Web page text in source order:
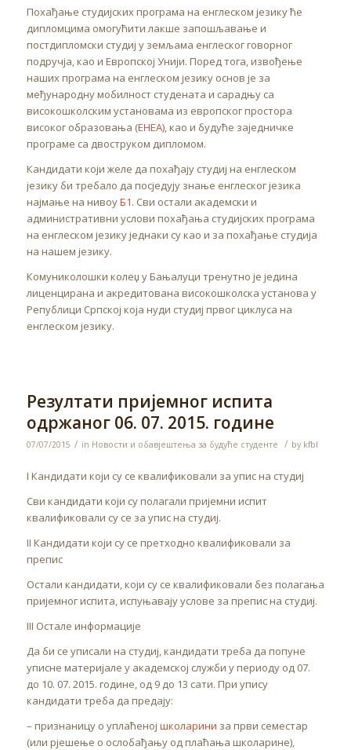
Похађање студијских програма на енглеском језику ће
дипломцима омогућити лакше запошљавање и
постдипломски студиј у земљама енглеског говорног
подручја, као и Европској Унији. Поред тога, извођење
наших програма на енглеском језику основ је за
међународну мобилност студената и сарадњу са
високошколским установама из европског простора
високог образовања (EHEA), као и будуће заједничке
програме са двоструком дипломом.
Кандидати који желе да похађају студиј на енглеском
језику би требало да посједују знање енглеског језика
најмање на нивоуБ1. Сви остали академски и
административни услови похађања студијских програма
на енглеском језику једнаки су као и за похађање студија
на нашем језику.
Комуниколошки колеџ у Бањалуци тренутно је једина
лиценцирана и акредитована високошколска установа у
Републици Српској која нуди студиј првог циклуса на
енглеском језику.
Резултати пријемног испита
одржаног 06. 07. 2015. године
07/07/2015 / in Новости и обавјештења за будуће студенте / by kfbl
I Кандидати који су се квалификовали за упис на студиј
Сви кандидати који су полагали пријемни испит
квалификовали су се за упис на студиј.
II Кандидати који су се претходно квалификовали за
препис
Остали кандидати, који су се квалификовали без полагања
пријемног испита, испуњавају услове за препис на студиј.
III Остале информације
Да би се уписали на студиј, кандидати треба да попуне
уписне материјале у академској служби у периоду од 07.
до 10. 07. 2015. године, од 9 до 13 сати. При упису
кандидати треба да предају:
– признаницу о уплаћеној школарини за први семестар
(или рјешење о ослобађању од плаћања школарине),